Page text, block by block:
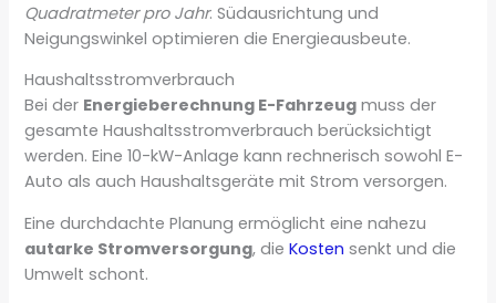
Quadratmeter pro Jahr. Südausrichtung und
Neigungswinkel optimieren die Energieausbeute.
Haushaltsstromverbrauch
Bei der Energieberechnung E-Fahrzeug muss der
gesamte Haushaltsstromverbrauch berücksichtigt
werden. Eine 10-kW-Anlage kann rechnerisch sowohl E-
Auto als auch Haushaltsgeräte mit Strom versorgen.
Eine durchdachte Planung ermöglicht eine nahezu
autarke Stromversorgung, dieKosten senkt und die
Umwelt schont.